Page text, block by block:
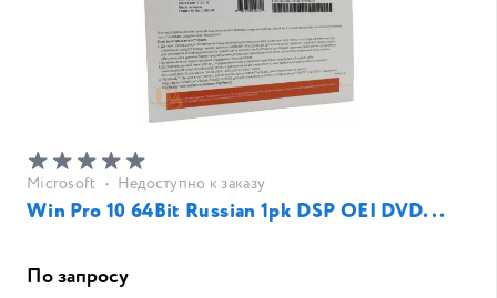
Microsoft • Недоступно к заказу
Win Pro 10 64Bit Russian 1pk DSP OEI DVD...
По запросу